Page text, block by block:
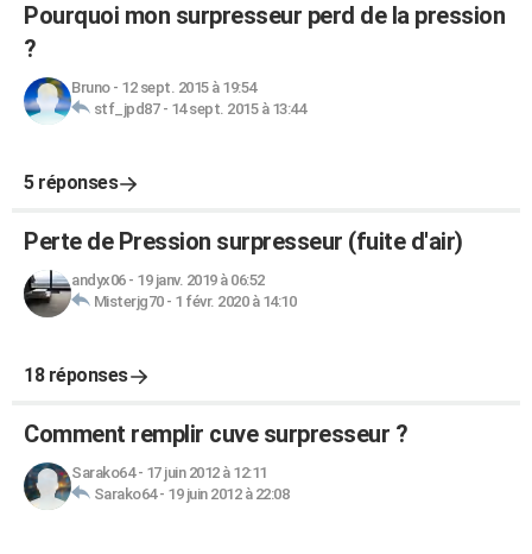
Pourquoi mon surpresseur perd de la pression
?
Bruno- 12 sept. 2015 à 19:54
stf_jpd87- 14 sept. 2015 à 13:44
5 réponses
Perte de Pression surpresseur (fuite d'air)
andyx06- 19 janv. 2019 à 06:52
Misterjg70- 1 févr. 2020 à 14:10
18 réponses
Comment remplir cuve surpresseur ?
Sarako64- 17 juin 2012 à 12:11
Sarako64- 19 juin 2012 à 22:08